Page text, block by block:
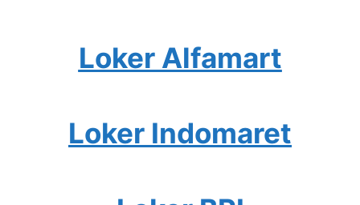
Loker Alfamart
Loker Indomaret